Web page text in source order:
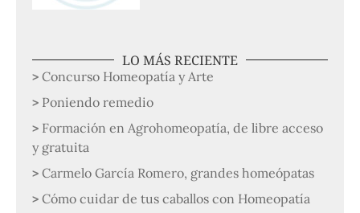
LO MÁS RECIENTE
Concurso Homeopatía y Arte
Poniendo remedio
Formación en Agrohomeopatía, de libre acceso
y gratuita
Carmelo García Romero, grandes homeópatas
Cómo cuidar de tus caballos con Homeopatía